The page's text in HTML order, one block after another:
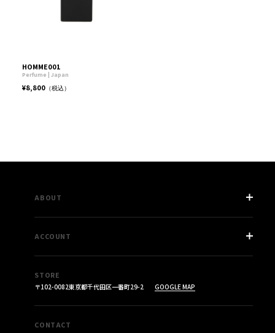
SARA WAKITA × MINORI KAWAI
HOMME001
Perfume | Japan
¥8,800（税込）
ABOUT
COMPANY
SHOPPING GUIDE
LEGAL INFO
CANCEL POLICY
ACCOUNT
LOGIN
CART
STORE
〒102-0082東京都千代田区一番町29-2 GOOGLE MAP
CONTACT